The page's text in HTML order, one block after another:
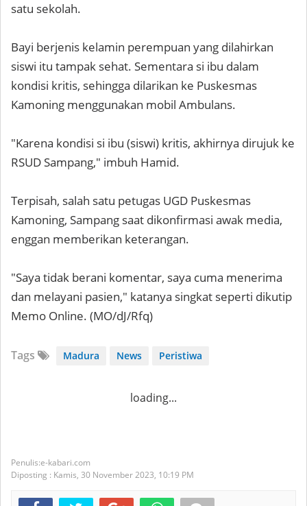
satu sekolah.
Bayi berjenis kelamin perempuan yang dilahirkan
siswi itu tampak sehat. Sementara si ibu dalam
kondisi kritis, sehingga dilarikan ke Puskesmas
Kamoning menggunakan mobil Ambulans.
"Karena kondisi si ibu (siswi) kritis, akhirnya dirujuk ke
RSUD Sampang," imbuh Hamid.
Terpisah, salah satu petugas UGD Puskesmas
Kamoning, Sampang saat dikonfirmasi awak media,
enggan memberikan keterangan.
"Saya tidak berani komentar, saya cuma menerima
dan melayani pasien," katanya singkat seperti dikutip
Memo Online. (MO/dJ/Rfq)
Tags Madura News Peristiwa
loading...
e-kabari.com
Diposting : Kamis, 30 November 2023, 10:19 PM